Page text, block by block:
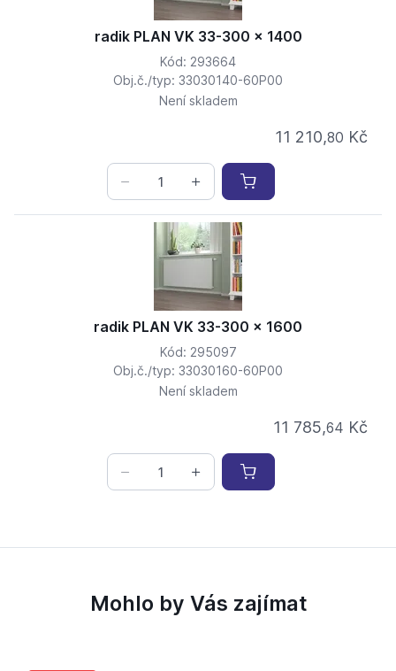
radik PLAN VK 33-300 x 1400
Kód: 293664
Obj.č./typ: 33030140-60P00
Není skladem
11 210,80 Kč
radik PLAN VK 33-300 x 1600
Kód: 295097
Obj.č./typ: 33030160-60P00
Není skladem
11 785,64 Kč
Mohlo by Vás zajímat